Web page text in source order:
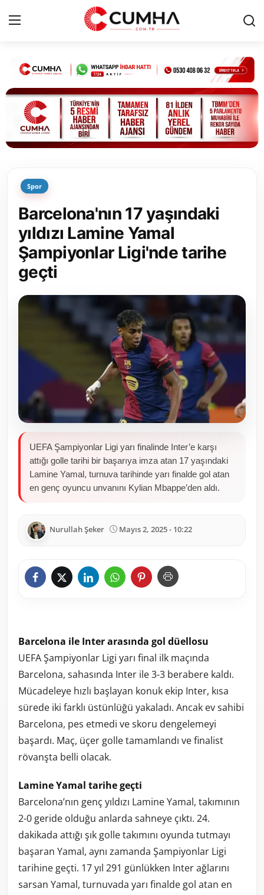
Kurumsal
Cumhurbaşkanlığı
Bakanlıklar
Siyasi Partiler
Yerel Yönetimler
Mülki İdare
Toplum ve Yaşam
Sivil Toplum Kuruluşları
Kamu Kurumları ve Üst Kurullar
Resmi Reklamlar
Spor
Barcelona'nın 17 yaşındaki
yıldızı Lamine Yamal
Şampiyonlar Ligi'nde tarihe
geçti
UEFA Şampiyonlar Ligi yarı finalinde Inter’e karşı
attığı golle tarihi bir başarıya imza atan 17 yaşındaki
Lamine Yamal, turnuva tarihinde yarı finalde gol atan
en genç oyuncu unvanını Kylian Mbappe’den aldı.
Nurullah Şeker Mayıs 2, 2025 - 10:22
Barcelona ile Inter arasında gol düellosu
UEFA Şampiyonlar Ligi yarı final ilk maçında
Barcelona, sahasında Inter ile 3-3 berabere kaldı.
Mücadeleye hızlı başlayan konuk ekip Inter, kısa
sürede iki farklı üstünlüğü yakaladı. Ancak ev sahibi
Barcelona, pes etmedi ve skoru dengelemeyi
başardı. Maç, üçer golle tamamlandı ve finalist
rövanşta belli olacak.
Lamine Yamal tarihe geçti
Barcelona’nın genç yıldızı Lamine Yamal, takımının
2-0 geride olduğu anlarda sahneye çıktı. 24.
dakikada attığı şık golle takımını oyunda tutmayı
başaran Yamal, aynı zamanda Şampiyonlar Ligi
tarihine geçti. 17 yıl 291 günlükken Inter ağlarını
sarsan Yamal, turnuvada yarı finalde gol atan en